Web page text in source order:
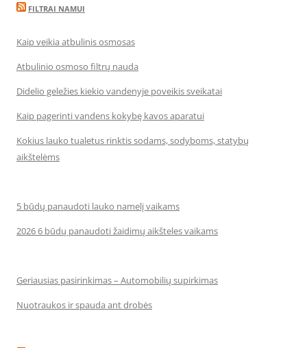
FILTRAI NAMUI
Kaip veikia atbulinis osmosas
Atbulinio osmoso filtrų nauda
Didelio geležies kiekio vandenyje poveikis sveikatai
Kaip pagerinti vandens kokybę kavos aparatui
Kokius lauko tualetus rinktis sodams, sodyboms, statybų
aikštelėms
5 būdų panaudoti lauko namelį vaikams
2026 6 būdų panaudoti žaidimų aikšteles vaikams
Geriausias pasirinkimas – Automobilių supirkimas
Nuotraukos ir spauda ant drobės